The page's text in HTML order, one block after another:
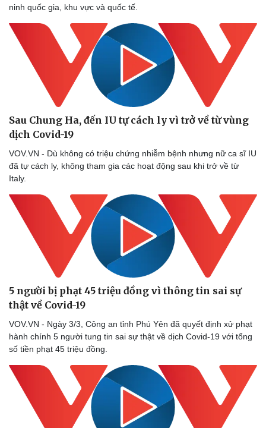
ninh quốc gia, khu vực và quốc tế.
Sau Chung Ha, đến IU tự cách ly vì trở về từ vùng
dịch Covid-19
VOV.VN - Dù không có triệu chứng nhiễm bệnh nhưng nữ ca sĩ IU
đã tự cách ly, không tham gia các hoạt động sau khi trở về từ
Italy.
5 người bị phạt 45 triệu đồng vì thông tin sai sự
thật về Covid-19
VOV.VN - Ngày 3/3, Công an tỉnh Phú Yên đã quyết định xử phạt
hành chính 5 người tung tin sai sự thật về dịch Covid-19 với tổng
số tiền phạt 45 triệu đồng.